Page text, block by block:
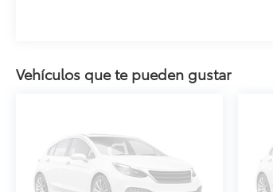
Vehículos que te pueden gustar